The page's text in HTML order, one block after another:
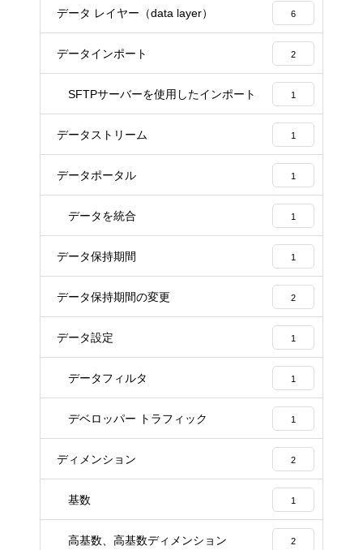
データ レイヤー（data layer） 6
データインポート 2
SFTPサーバーを使用したインポート 1
データストリーム 1
データポータル 1
データを統合 1
データ保持期間 1
データ保持期間の変更 2
データ設定 1
データフィルタ 1
デベロッパー トラフィック 1
ディメンション 2
基数 1
高基数、高基数ディメンション 2